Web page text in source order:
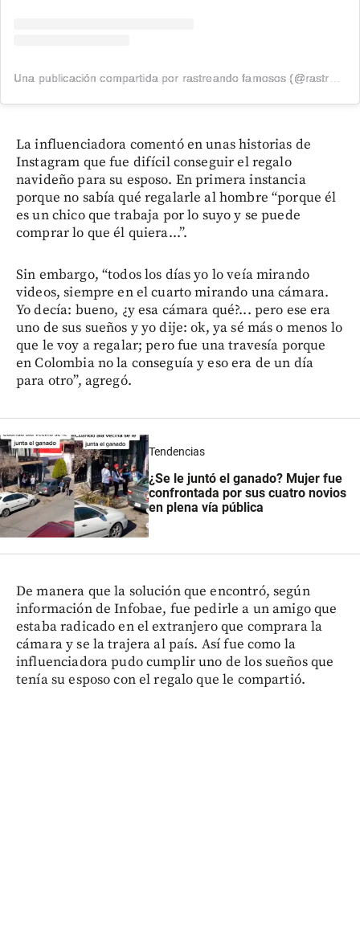
Una publicación compartida por rastreando famosos (@rastreandofamosos)
La influenciadora comentó en unas historias de
Instagram que fue difícil conseguir el regalo
navideño para su esposo. En primera instancia
porque no sabía qué regalarle al hombre “porque él
es un chico que trabaja por lo suyo y se puede
comprar lo que él quiera...”.
Sin embargo, “todos los días yo lo veía mirando
videos, siempre en el cuarto mirando una cámara.
Yo decía: bueno, ¿y esa cámara qué?... pero ese era
uno de sus sueños y yo dije: ok, ya sé más o menos lo
que le voy a regalar; pero fue una travesía porque
en Colombia no la conseguía y eso era de un día
para otro”, agregó.
Tendencias
¿Se le juntó el ganado? Mujer fue
confrontada por sus cuatro novios
en plena vía pública
De manera que la solución que encontró, según
información de Infobae, fue pedirle a un amigo que
estaba radicado en el extranjero que comprara la
cámara y se la trajera al país. Así fue como la
influenciadora pudo cumplir uno de los sueños que
tenía su esposo con el regalo que le compartió.